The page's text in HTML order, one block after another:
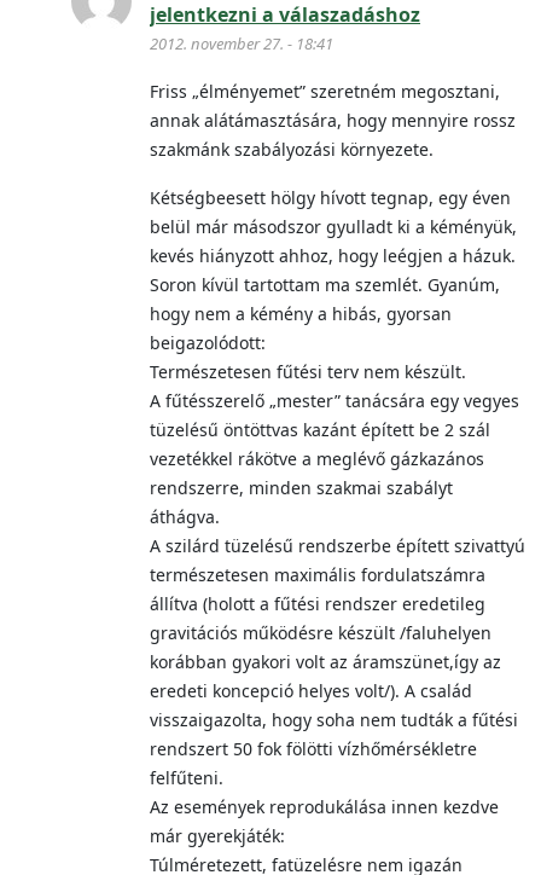
jelentkezni a válaszadáshoz
2012. november 27. - 18:41
Friss „élményemet” szeretném megosztani,
annak alátámasztására, hogy mennyire rossz
szakmánk szabályozási környezete.
Kétségbeesett hölgy hívott tegnap, egy éven
belül már másodszor gyulladt ki a kéményük,
kevés hiányzott ahhoz, hogy leégjen a házuk.
Soron kívül tartottam ma szemlét. Gyanúm,
hogy nem a kémény a hibás, gyorsan
beigazolódott:
Természetesen fűtési terv nem készült.
A fűtésszerelő „mester” tanácsára egy vegyes
tüzelésű öntöttvas kazánt épített be 2 szál
vezetékkel rákötve a meglévő gázkazános
rendszerre, minden szakmai szabályt
áthágva.
A szilárd tüzelésű rendszerbe épített szivattyú
természetesen maximális fordulatszámra
állítva (holott a fűtési rendszer eredetileg
gravitációs működésre készült /faluhelyen
korábban gyakori volt az áramszünet,így az
eredeti koncepció helyes volt/). A család
visszaigazolta, hogy soha nem tudták a fűtési
rendszert 50 fok fölötti vízhőmérsékletre
felfűteni.
Az események reprodukálása innen kezdve
már gyerekjáték:
Túlméretezett, fatüzelésre nem igazán